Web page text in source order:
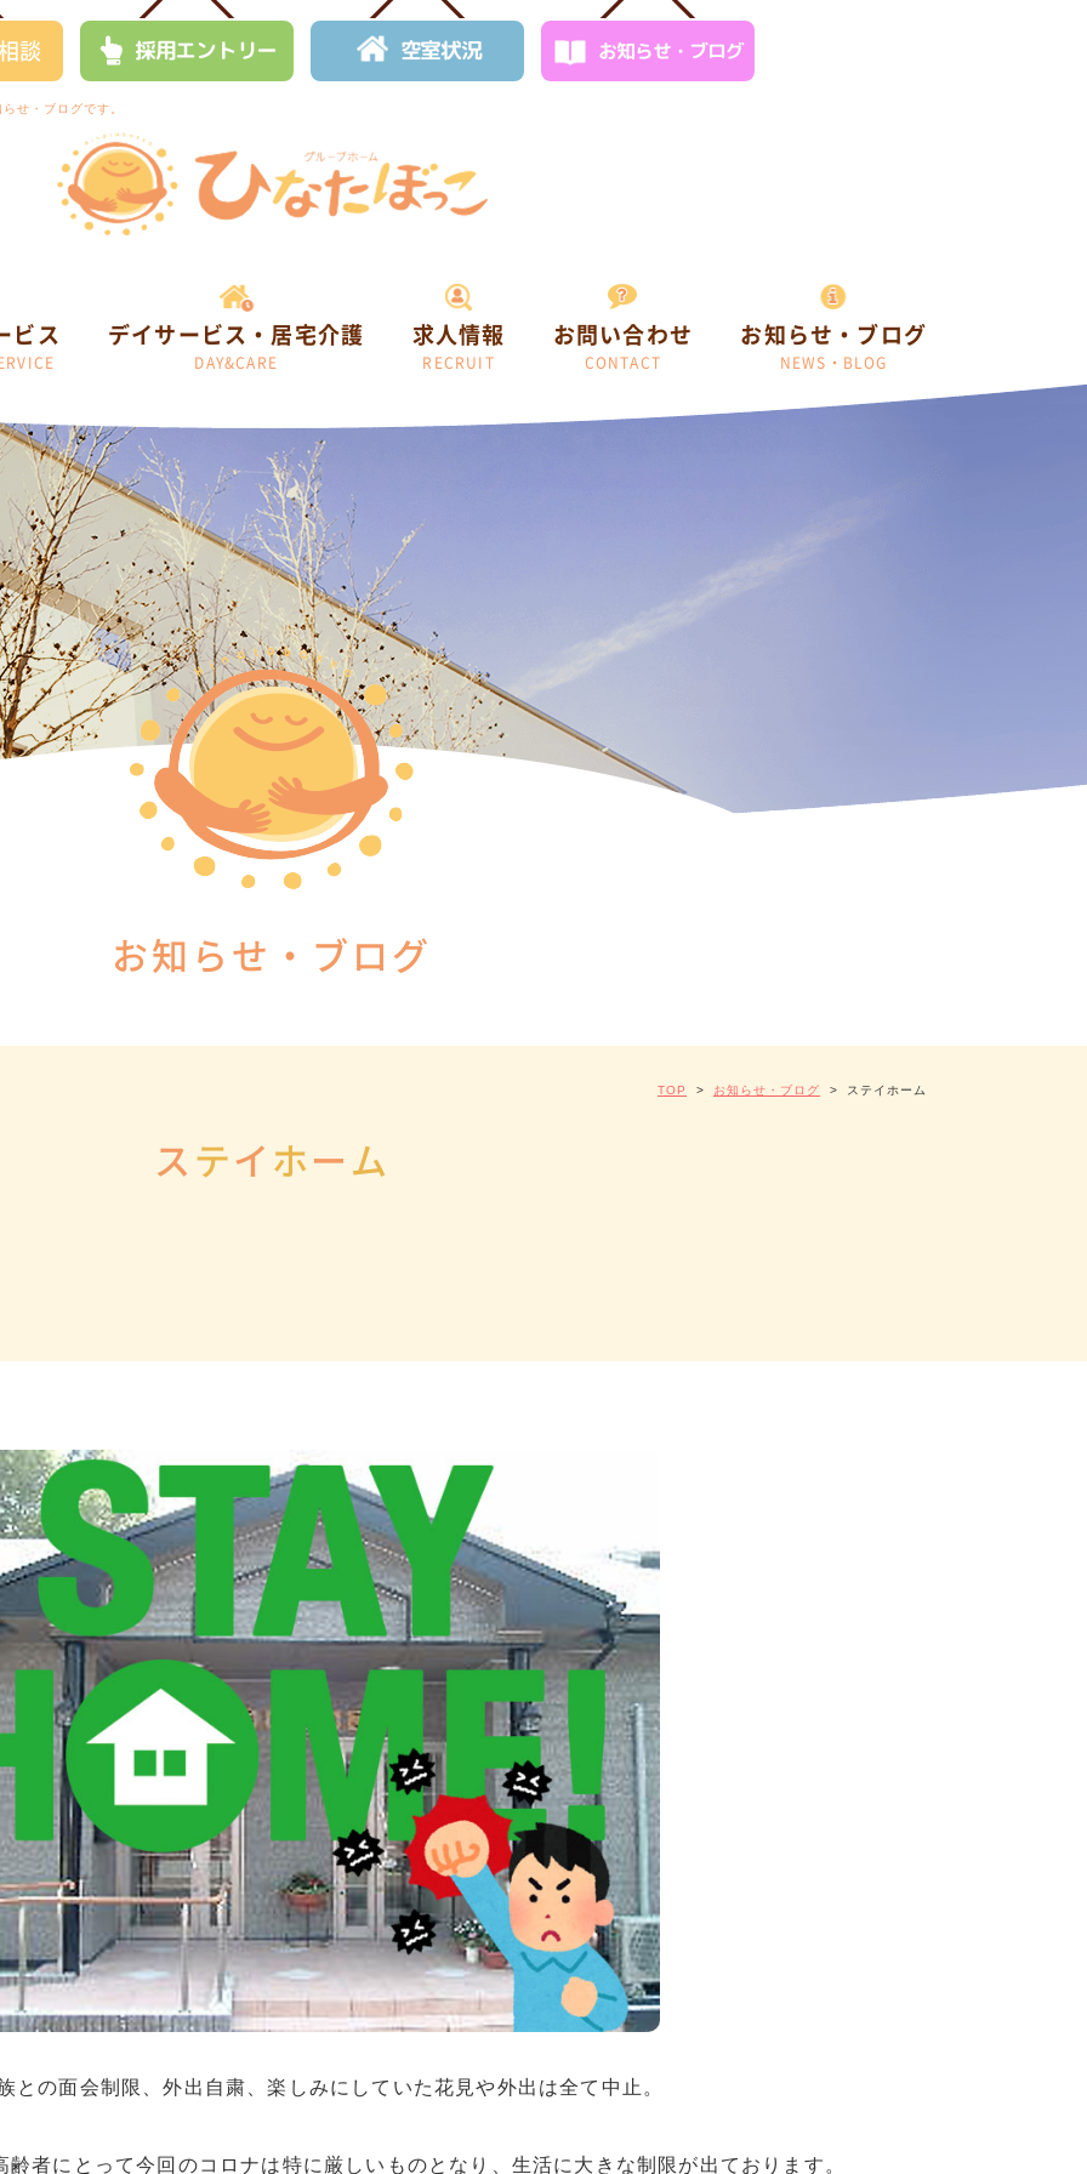
せ・ブログです。
談 採用エントリー 空室状況 お知らせ・ブログ
ビス デイサービス・居宅介護
DAY&CARE
求人情報
RECRUIT
お問い合わせ
CONTACT
お知らせ・ブログ
NEWS・BLOG
お知らせ・ブログ
TOP > お知らせ・ブログ > ステイホーム
ステイホーム
との面会制限、外出自粛、楽しみにしていた花見や外出は全て中止。
者にとって今回のコロナは特に厳しいものとなり、生活に大きな制限が出ております。